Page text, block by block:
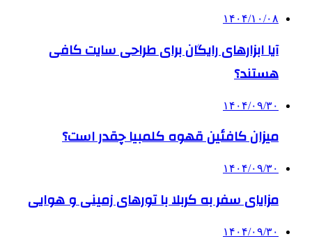
۱۴۰۴/۱۰/۰۸
آیا ابزارهای رایگان برای طراحی سایت کافی
هستند؟
۱۴۰۴/۰۹/۳۰
میزان کافئین قهوه کلمبیا چقدر است؟
۱۴۰۴/۰۹/۳۰
مزایای سفر به کربلا با تورهای زمینی و هوایی
۱۴۰۴/۰۹/۳۰